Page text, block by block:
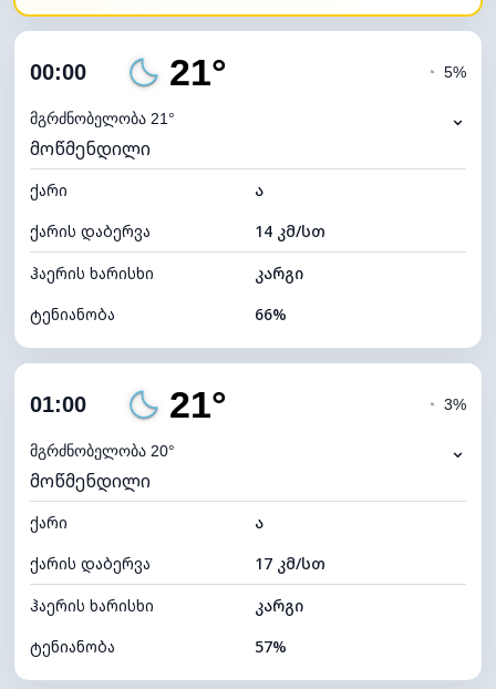
00:00 21°
მგრძნობელობა 21°
◔ 5%
⌄
მოწმენდილი
ქარი
ა
ქარის დაბერვა
14 კმ/სთ
ჰაერის ხარისხი
კარგი
ტენიანობა
66%
ღრუბლიანობა
ნამის წერტილი
ხილვადობა
განათების ინდექსი 0 (ბნელი)
ღრუბლის სიმაღლე 11600 მ
01:00 21°
მგრძნობელობა 20°
◔ 3%
⌄
მოწმენდილი
ქარი
ა
ქარის დაბერვა
17 კმ/სთ
ჰაერის ხარისხი
კარგი
ტენიანობა
57%